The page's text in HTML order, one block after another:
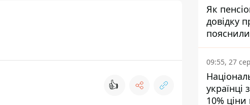
👍
Як
довідку
09:55, 27
10%